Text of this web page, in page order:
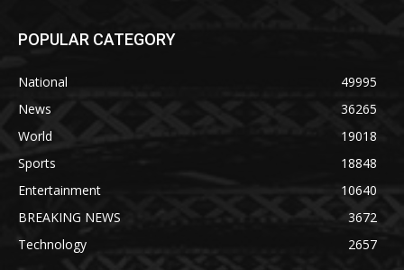
POPULAR CATEGORY
National
49995
News
36265
World
19018
Sports
18848
Entertainment
10640
BREAKING NEWS
3672
Technology
2657